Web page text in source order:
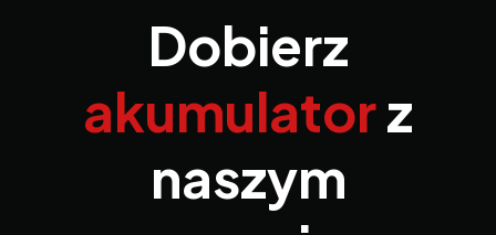
Dobierz
akumulatorz
naszym